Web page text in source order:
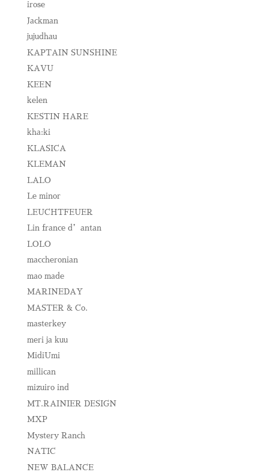
irose
Jackman
jujudhau
KAPTAIN SUNSHINE
KAVU
KEEN
kelen
KESTIN HARE
kha:ki
KLASICA
KLEMAN
LALO
Le minor
LEUCHTFEUER
Lin france d’antan
LOLO
maccheronian
mao made
MARINEDAY
MASTER & Co.
masterkey
meri ja kuu
MidiUmi
millican
mizuiro ind
MT.RAINIER DESIGN
MXP
Mystery Ranch
NATIC
NEW BALANCE